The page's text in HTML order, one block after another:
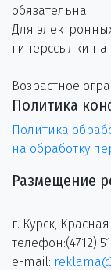
обязательна.
Для
гиперссылки на
Возрастное
Политика
Политика
на обработку
Размещение
г. Курск,
телефон:(4712)
e-mail: